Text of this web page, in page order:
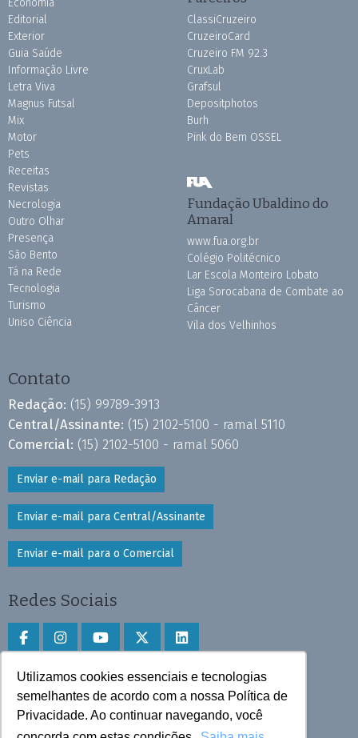
Utilizamos cookies essenciais e tecnologias
semelhantes de acordo com a nossa Política de
Privacidade. Ao continuar navegando, você
Economia
Editorial
Exterior
Guia Saúde
Informação Livre
Letra Viva
Magnus Futsal
Mix
Motor
Pets
Receitas
Revistas
Necrologia
Outro Olhar
Presença
São Bento
Tá na Rede
Tecnologia
Turismo
Uniso Ciência
ClassiCruzeiro
CruzeiroCard
Cruzeiro FM 92.3
CruxLab
Grafsul
Depositphotos
Burh
Pink do Bem OSSEL
Fundação Ubaldino do
Amaral
www.fua.org.br
Colégio Politécnico
Lar Escola Monteiro Lobato
Liga Sorocabana de Combate ao
Câncer
Vila dos Velhinhos
Contato
Redação: (15) 99789-3913
Central/Assinante: (15) 2102-5100 - ramal 5110
Comercial: (15) 2102-5100 - ramal 5060
Enviar e-mail para Redação
Enviar e-mail para Central/Assinante
Enviar e-mail para o Comercial
Redes Sociais
Faça download do aplicativo
Play Store e App Store